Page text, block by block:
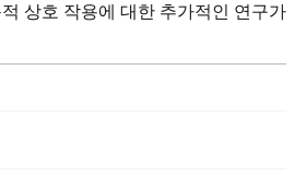
상호 작용에 대한 추가적인 연구가